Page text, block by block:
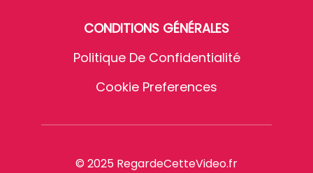
CONDITIONS GÉNÉRALES
Politique De Confidentialité
Cookie Preferences
© 2025 RegardeCetteVideo.fr